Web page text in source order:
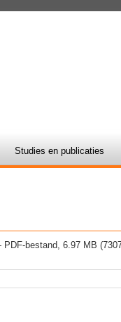
Studies en publicaties
bestand, 6.97 MB